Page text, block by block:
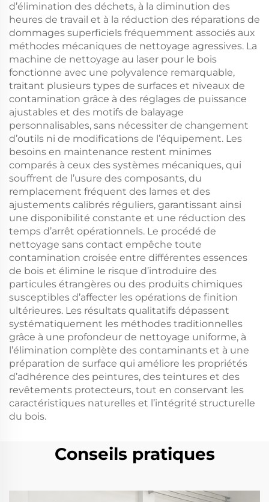
d’élimination des déchets, à la diminution des
heures de travail et à la réduction des réparations de
dommages superficiels fréquemment associés aux
méthodes mécaniques de nettoyage agressives. La
machine de nettoyage au laser pour le bois
fonctionne avec une polyvalence remarquable,
traitant plusieurs types de surfaces et niveaux de
contamination grâce à des réglages de puissance
ajustables et des motifs de balayage
personnalisables, sans nécessiter de changement
d’outils ni de modifications de l’équipement. Les
besoins en maintenance restent minimes
comparés à ceux des systèmes mécaniques, qui
souffrent de l’usure des composants, du
remplacement fréquent des lames et des
ajustements calibrés réguliers, garantissant ainsi
une disponibilité constante et une réduction des
temps d’arrêt opérationnels. Le procédé de
nettoyage sans contact empêche toute
contamination croisée entre différentes essences
de bois et élimine le risque d’introduire des
particules étrangères ou des produits chimiques
susceptibles d’affecter les opérations de finition
ultérieures. Les résultats qualitatifs dépassent
systématiquement les méthodes traditionnelles
grâce à une profondeur de nettoyage uniforme, à
l’élimination complète des contaminants et à une
préparation de surface qui améliore les propriétés
d’adhérence des peintures, des teintures et des
revêtements protecteurs, tout en conservant les
caractéristiques naturelles et l’intégrité structurelle
du bois.
Conseils pratiques